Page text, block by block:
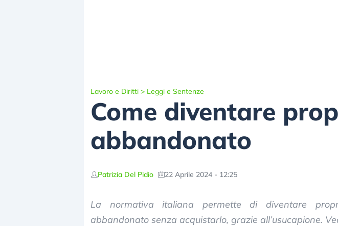
Lavoro e Diritti > Leggi e Sentenze
Come diventare
abbandonato
Patrizia Del Pidio 22 Aprile 2024 - 12:25
La normativa italiana permette di diventare
abbandonato senza acquistarlo, grazie all’usucapione.